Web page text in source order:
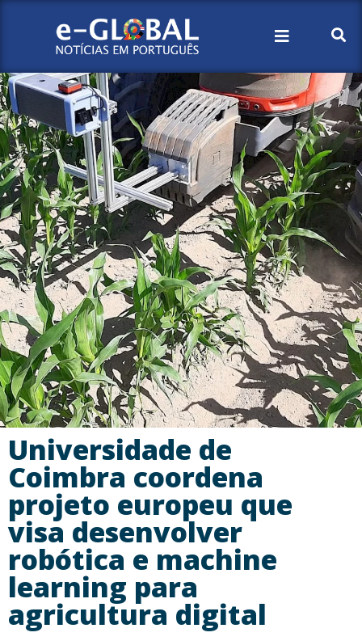
Universidade de
Coimbra coordena
projeto europeu que
visa desenvolver
robótica e machine
learning para
agricultura digital